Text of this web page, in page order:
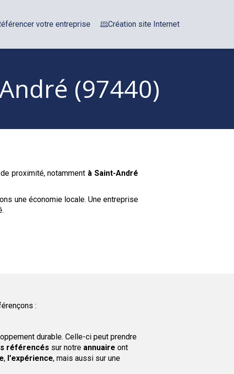
votre entreprise Création site Internet
(97440)
proximité, notamment à Saint-André
une économie locale. Une entreprise
:
durable. Celle-ci peut prendre
référencés sur notre annuaire ont
, l'expérience, mais aussi sur une